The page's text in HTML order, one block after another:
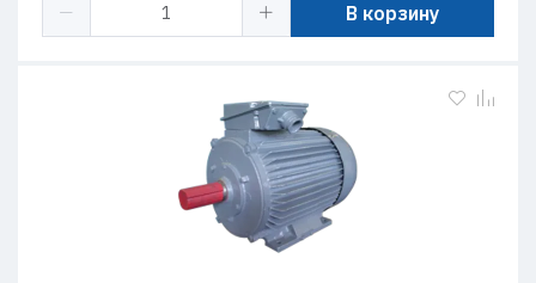
В корзину